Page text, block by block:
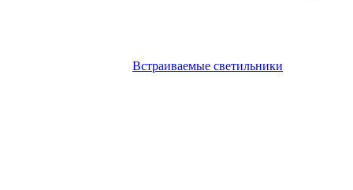
Встраиваемые светильники